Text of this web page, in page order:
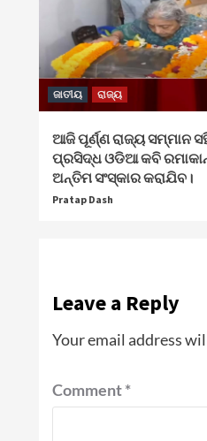
ଜାତୀୟ ରାଜ୍ୟ
ଆଜି ପୂର୍ଣ୍ଣ ରାଜ୍ୟ ସମ୍ମାନ
ପ୍ରସିଦ୍ଧ ଓଡିଆ କବି
ଅନ୍ତିମ ସଂସ୍କାର କରାଯିବ।
Pratap Dash
Leave a Reply
Your email address
Comment*